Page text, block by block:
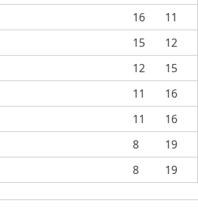
16
11
15
12
12
15
11
16
11
16
8
19
8 19